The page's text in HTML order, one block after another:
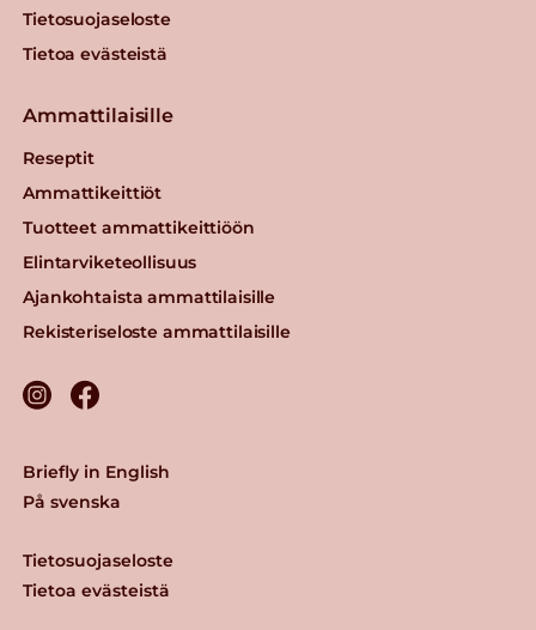
Tietosuojaseloste
Tietoa evästeistä
Ammattilaisille
Reseptit
Ammattikeittiöt
Tuotteet ammattikeittiöön
Elintarviketeollisuus
Ajankohtaista ammattilaisille
Rekisteriseloste ammattilaisille
Tietosuojaseloste
Tietoa evästeistä
Briefly in English
På svenska